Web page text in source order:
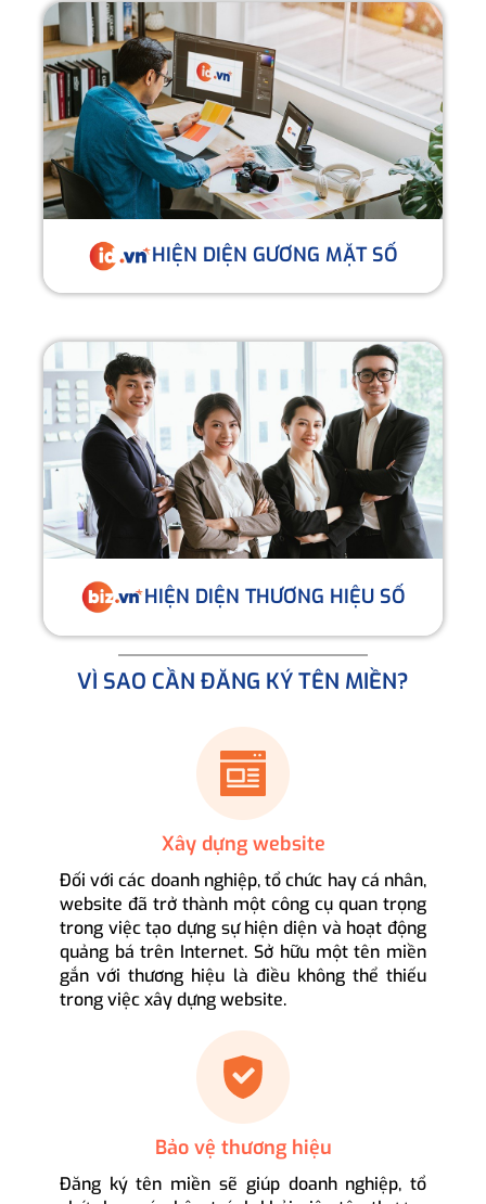
HIỆN DIỆN GƯƠNG MẶT SỐ
HIỆN DIỆN THƯƠNG HIỆU SỐ
VÌ SAO CẦN ĐĂNG KÝ TÊN MIỀN?
Xây dựng website
Đối với các doanh nghiệp, tổ chức hay cá nhân,
website đã trở thành một công cụ quan trọng
trong việc tạo dựng sự hiện diện và hoạt động
quảng bá trên Internet. Sở hữu một tên miền
gắn với thương hiệu là điều không thể thiếu
trong việc xây dựng website.
Bảo vệ thương hiệu
Đăng ký tên miền sẽ giúp doanh nghiệp, tổ